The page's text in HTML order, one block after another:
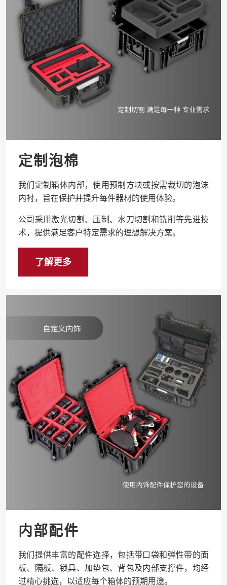
定制泡棉
我们定制箱体内部，使用预制方块或按需裁切的泡沫
内衬，旨在保护并提升每件器材的使用体验。
公司采用激光切割、压制、水刀切割和铣削等先进技
术，提供满足客户特定需求的理想解决方案。
了解更多
内部配件
我们提供丰富的配件选择，包括带口袋和弹性带的面
板、隔板、锁具、加垫包、背包及内部支撑件，均经
过精心挑选，以适应每个箱体的预期用途。